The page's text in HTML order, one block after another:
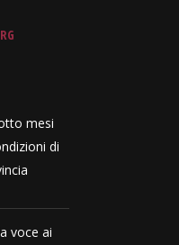
mesi
di
voce ai